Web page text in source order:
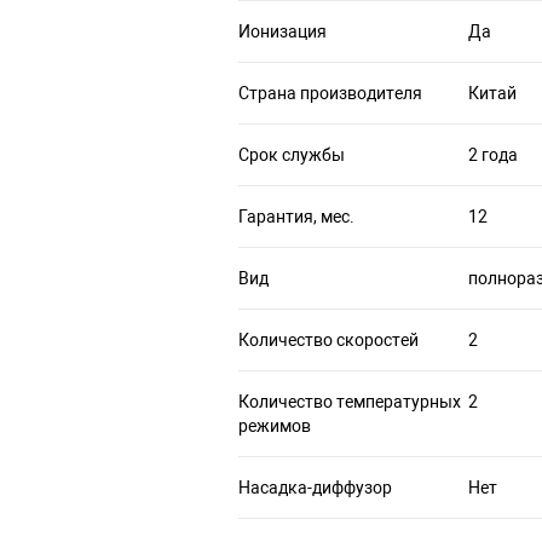
Ионизация Да
Страна производителя Китай
Срок службы 2 года
Гарантия, мес. 12
Вид
Количество скоростей 2
Количество температурных
режимов
2
Насадка-диффузор Нет